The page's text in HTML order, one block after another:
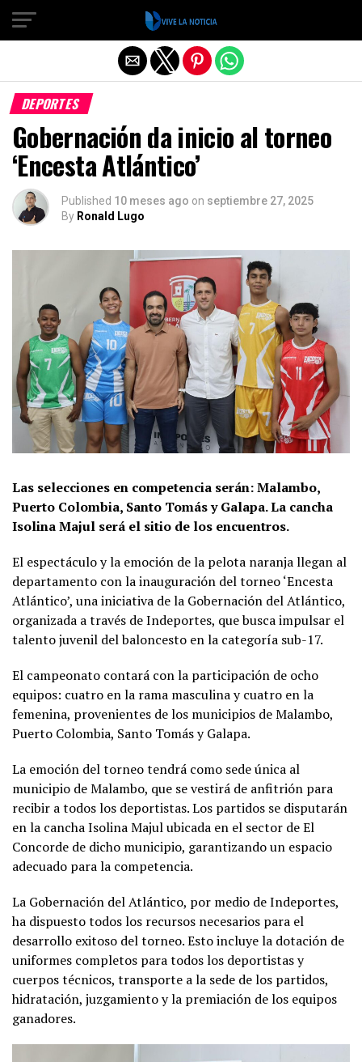
DEPORTES
Gobernación da inicio al torneo
‘Encesta Atlántico’
Published 10 meses ago on septiembre 27, 2025
By Ronald Lugo
Las selecciones en competencia serán: Malambo,
Puerto Colombia, Santo Tomás y Galapa. La cancha
Isolina Majul será el sitio de los encuentros.
El espectáculo y la emoción de la pelota naranja llegan al
departamento con la inauguración del torneo ‘Encesta
Atlántico’, una iniciativa de la Gobernación del Atlántico,
organizada a través de Indeportes, que busca impulsar el
talento juvenil del baloncesto en la categoría sub-17.
El campeonato contará con la participación de ocho
equipos: cuatro en la rama masculina y cuatro en la
femenina, provenientes de los municipios de Malambo,
Puerto Colombia, Santo Tomás y Galapa.
La emoción del torneo tendrá como sede única al
municipio de Malambo, que se vestirá de anfitrión para
recibir a todos los deportistas. Los partidos se disputarán
en la cancha Isolina Majul ubicada en el sector de El
Concorde de dicho municipio, garantizando un espacio
adecuado para la competencia.
La Gobernación del Atlántico, por medio de Indeportes,
ha dispuesto todos los recursos necesarios para el
desarrollo exitoso del torneo. Esto incluye la dotación de
uniformes completos para todos los deportistas y
cuerpos técnicos, transporte a la sede de los partidos,
hidratación, juzgamiento y la premiación de los equipos
ganadores.
Salir de la versión móvil